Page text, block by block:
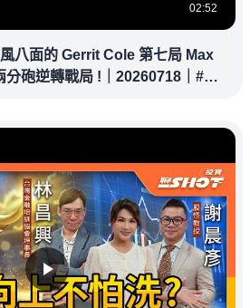
02:52
八面的 Gerrit Cole 第七局 Max
分砲逆轉戰局 !｜20260718｜#洛